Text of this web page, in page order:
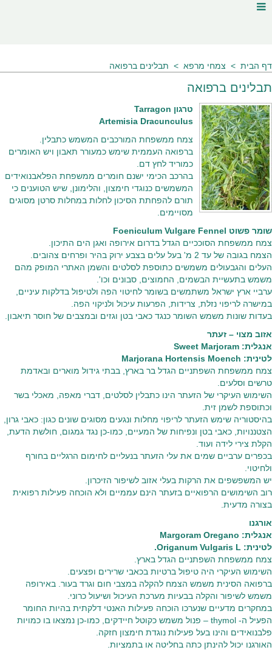
דף הבית צמחי מרפא תבלינים ברפואה
תבלינים ברפואה
טרגון Tarragon
Artemisia Dracunculus
צמח ממשפחת המורכבים המשמש כתבלין.
ברפואה העממית שימש כמעורר תאבון ויש האומרים
כמוריד לחץ דם.
בהרכב הכימי ישנם חומרים ממשפחת הפלאבנואידים
המשמשים כנוגדי חימצון, והלימונן, שיש הטוענים כי
תורם להפחתת הסיכון לחלות במחלות סרטן מסוגים
מסויימים.
שומר פשוט Foeniculum Vulgare Fennel
צמח ממשפחת הסוככיים הגדל בדרום אירופה ואגן הים התיכון.
הצמח בגובה של עד 2 מ' בעל עלים בצבע ירוק בהיר ופרחים צהובים.
העלים והגבעולים משמשים כתוספת לסלטים והשמן האתרי המופק מהם
משמש בתעשיית הבשמים, החמוצים, סבונים וכו'.
ערביי ארץ ישראל משתמשים בשומר לחיטוי הפה ולטיפול בדלקות עיניים,
במישרה לריפוי נזלת, צרידות, הפרעות עיכול ולניקוי הפה.
בעדות שונות משמש השומר כנגד כאבי בטן וגזים ובמצבים של חוסר תיאבון.
אזוב מצוי – זעתר
אנגלית: Sweet Marjoram
לטינית: Marjorana Hortensis Moench
צמח ממשפחת השפתניים הגדל בר בארץ, בבתי גידול מוארים ובאדמת
טרשים וסלעים.
השימוש העיקרי של הזעתר הינו כתבלין לסלטים, דברי מאפה, מאכלי בשר
וכתוספת לשמן זית.
בהיסטוריה שימש הזעתר לריפוי מחלות ונגעים מסוגים שונים כגון: כאבי גרון,
הצטננויות, כאבי בטן ונפיחות של המעיים, כמו-כן נגד גמגום, חולשת הדעת,
הקלת צירי לידה ועוד.
בכפרים ערביים שמים את עלי הזעתר בנעליים לחימום הרגליים בחורף
ולחיטוי.
יש המשפשפים את הרקות בעלי אזוב לשיפור הזיכרון.
רוב השימושים הרפואיים בזעתר הינם עממיים ולא הוכחה פעילות רפואית
בצורה מדעית.
אורגנו
אנגלית: Margoram Oregano
לטינית: Origanum Vulgaris L.
צמח ממשפחת השפתניים הגדל בארץ.
השימוש העיקרי היה טיפול ברטיות בכאבי שרירים ופצעים.
ברפואה הסינית משמש הצמח להקלה במצבי חום וגרד בעור. באירופה
משמש לשיפור והקלה בבעיות מערכת העיכול ושיעול כרוני.
במחקרים מדעיים שנערכו הוכחה פעילות האנטי דלקתית בהיות החומר
הפעיל ה- thymol – פנול משמש כקוטל חיידקים, כמו-כן נמצאו בו כמויות
פלבנואידים והינו בעל פעילות נוגדת חימצון חזקה.
האורגנו יכול להינתן כתה בחליטה או בתמציות.